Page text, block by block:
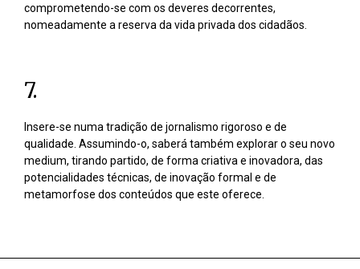
comprometendo-se com os deveres decorrentes,
nomeadamente a reserva da vida privada dos cidadãos.
7.
Insere-se numa tradição de jornalismo rigoroso e de
qualidade. Assumindo-o, saberá também explorar o seu novo
medium, tirando partido, de forma criativa e inovadora, das
potencialidades técnicas, de inovação formal e de
metamorfose dos conteúdos que este oferece.